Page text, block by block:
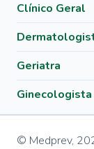
Clínico Geral
Geriatra
Ginecologista
© Medprev,